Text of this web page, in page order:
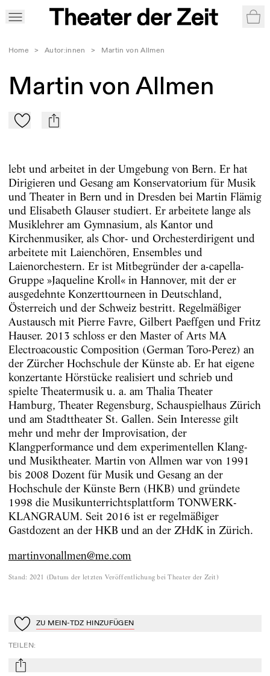
Home > Autor:innen > Martin von Allmen
Martin von Allmen
Zu Mein-TdZ hinzufügen
mail
lebt und arbeitet in der Umgebung von Bern. Er hat
Dirigieren und Gesang am Konservatorium für Musik
und Theater in Bern und in Dresden bei Martin Flämig
und Elisabeth Glauser studiert. Er arbeitete lange als
Musiklehrer am Gymnasium, als Kantor und
Kirchenmusiker, als Chor- und Orchesterdirigent und
arbeitete mit Laienchören, Ensembles und
Laienorchestern. Er ist Mitbegründer der a-capella-
Gruppe »Jaqueline Kroll« in Hannover, mit der er
ausgedehnte Konzerttourneen in Deutschland,
Österreich und der Schweiz bestritt. Regelmäßiger
Austausch mit Pierre Favre, Gilbert Paeffgen und Fritz
Hauser. 2013 schloss er den Master of Arts MA
Electroacoustic Composition (German Toro-Perez) an
der Zürcher Hochschule der Künste ab. Er hat eigene
konzertante Hörstücke realisiert und schrieb und
spielte Theatermusik u. a. am Thalia Theater
Hamburg, Theater Regensburg, Schauspielhaus Zürich
und am Stadttheater St. Gallen. Sein Interesse gilt
mehr und mehr der Improvisation, der
Klangperformance und dem experimentellen Klang-
und Musiktheater. Martin von Allmen war von 1991
bis 2008 Dozent für Musik und Gesang an der
Hochschule der Künste Bern (HKB) und gründete
1998 die Musikunterrichtsplattform TONWERK-
KLANGRAUM. Seit 2016 ist er regelmäßiger
Gastdozent an der HKB und an der ZHdK in Zürich.
martinvonallmen@me.com
Stand: 2021 (Datum der letzten Veröffentlichung bei Theater der Zeit )
Zu Mein-TdZ hinzufügen
ZU MEIN-TDZ HINZUFÜGEN
TEILEN:
mail